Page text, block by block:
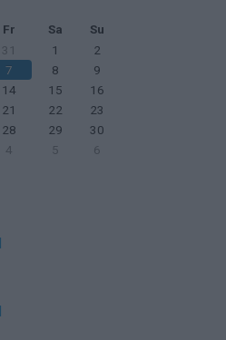
Fr Sa
Su
31 1
2
7 8
9
14 15
16
21 22
23
28 29
30
4 5 6